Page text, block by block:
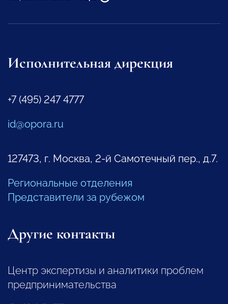
Исполнительная дирекция
+7 (495) 247 4777
id@opora.ru
127473, г. Москва, 2-й Самотечный пер., д.7.
Региональные отделения
Представители за рубежом
Другие контакты
Центр экспертизы и аналитики проблем
предпринимательства